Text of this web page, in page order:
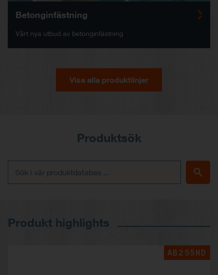
Betonginfästning
Vårt nya utbud av betonginfästning
Visa alla produktlinjer
Produktsök
Produkt highlights
AB255HD